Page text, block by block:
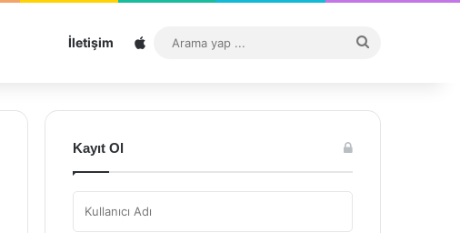
İletişim Sitemap
...
Kayıt Ol